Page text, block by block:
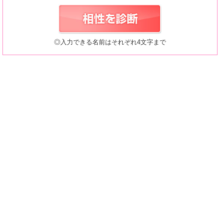
◎入力できる名前はそれぞれ4文字まで